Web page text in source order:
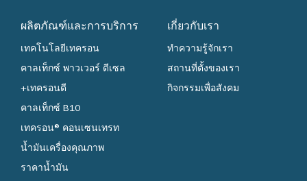
ผลิตภัณฑ์และการบริการ
เทคโนโลยีเทครอน
คาลเท็กซ์ พาวเวอร์ ดีเซล
+เทครอนดี
คาลเท็กซ์ B10
เทครอน® คอนเซนเทรท
น้ำมันเครื่องคุณภาพ
ราคาน้ำมัน
เกี่ยวกับเรา
ทำความรู้จักเรา
สถานที่ตั้งของเรา
กิจกรรมเพื่อสังคม